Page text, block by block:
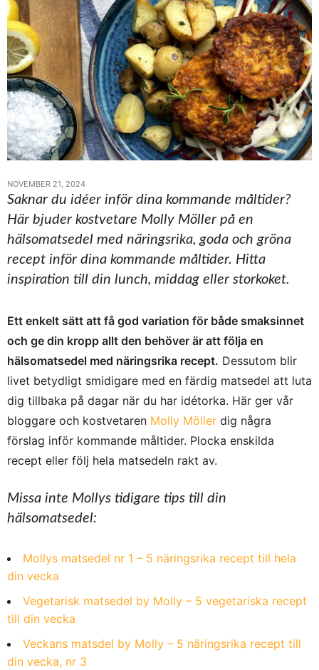
NOVEMBER 21, 2024
Saknar du idéer inför dina kommande måltider?
Här bjuder kostvetare Molly Möller på en
hälsomatsedel med näringsrika, goda och gröna
recept inför dina kommande måltider. Hitta
inspiration till din lunch, middag eller storkoket.
Ett enkelt sätt att få god variation för både smaksinnet
och ge din kropp allt den behöver är att följa en
hälsomatsedel med näringsrika recept. Dessutom blir
livet betydligt smidigare med en färdig matsedel att luta
dig tillbaka på dagar när du har idétorka. Här ger vår
bloggare och kostvetaren Molly Möller dig några
förslag inför kommande måltider. Plocka enskilda
recept eller följ hela matsedeln rakt av.
Missa inte Mollys tidigare tips till din
hälsomatsedel:
Mollys matsedel nr 1 – 5 näringsrika recept till hela
din vecka
Vegetarisk matsedel by Molly – 5 vegetariska recept
till din vecka
Veckans matsdel by Molly – 5 näringsrika recept till
din vecka, nr 3